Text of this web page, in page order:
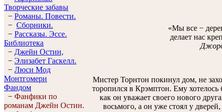
Творческие забавы
− Романы. Повести.
− Сборники.
− Рассказы. Эссe.
Библиотека
− Джейн Остин,
− Элизабет Гaскелл.
− Люси Мод
Монтгомери
Фандом
− Фанфики по
романам Джейн Остин.
«Мы все −
делает нас
Мистер Торнтон покинул дом, не
торопился в Крэмптон. Ему хотелось
как он уважает своего нового
восьмого, а он уже стоял у